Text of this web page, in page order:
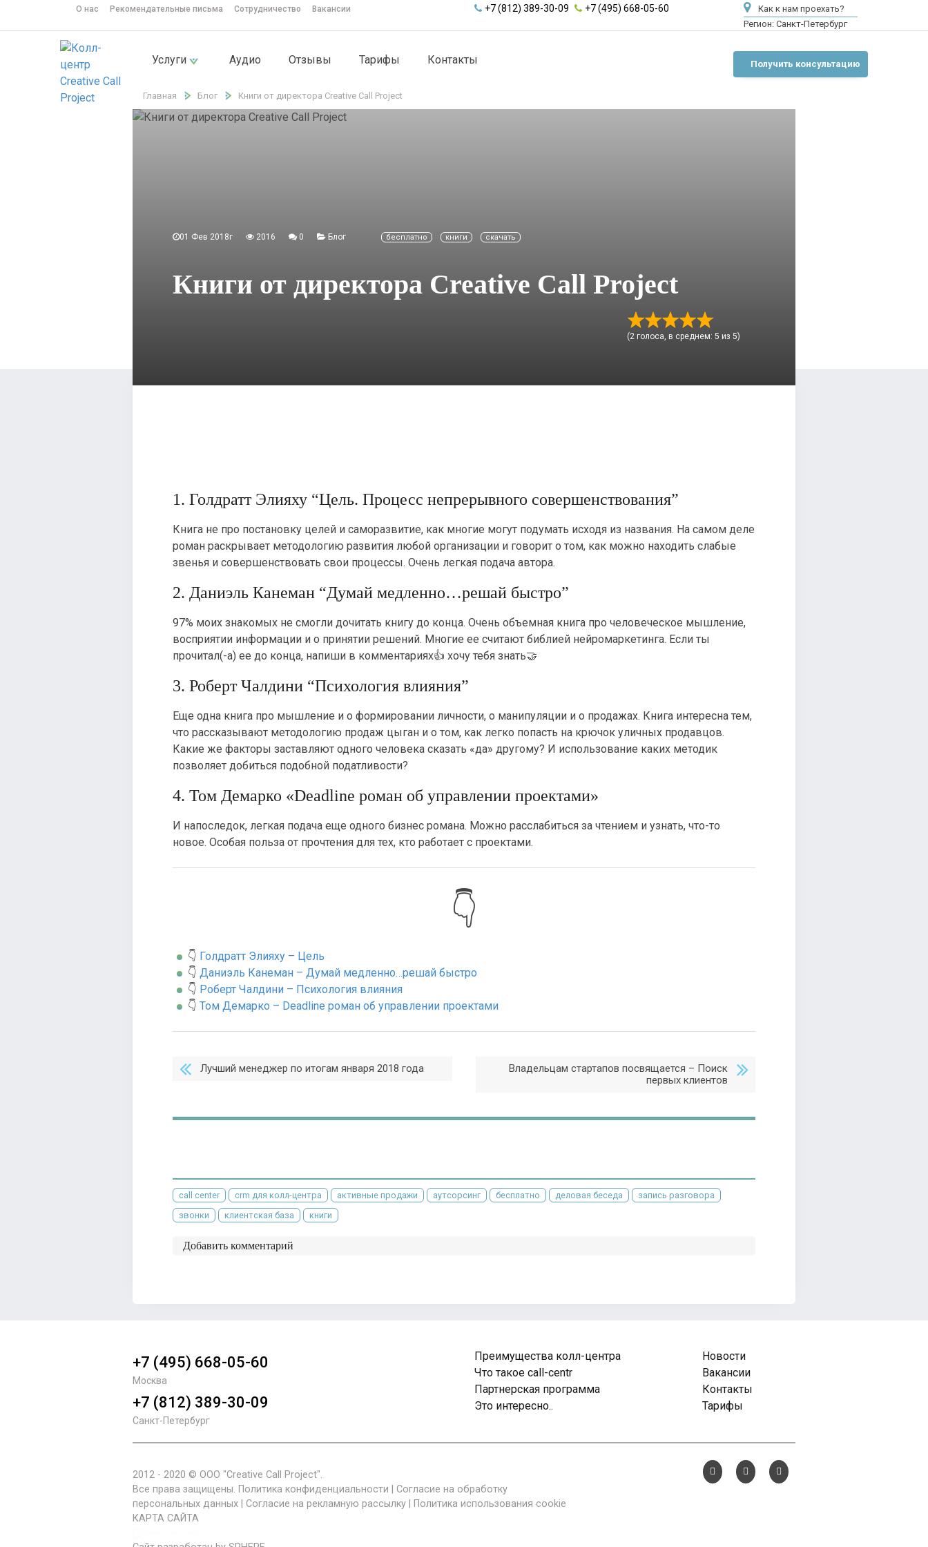
О нас Рекомендательные письма Сотрудничество Вакансии +7 (812) 389-30-09 +7 (495) 668-05-60
Как к нам проехать?
Регион: Санкт-Петербург
Услуги Аудио Отзывы Тарифы Контакты Получить консультацию
Главная Блог Книги от директора Creative Call Project
01 Фев 2018г 2016 0 Блог бесплатно книги скачать
Книги от директора Creative Call Project
(2 голоса, в среднем: 5 из 5)
1. Голдратт Элияху “Цель. Процесс непрерывного совершенствования”
Книга не про постановку целей и саморазвитие, как многие могут подумать исходя из названия. На самом деле
роман раскрывает методологию развития любой организации и говорит о том, как можно находить слабые
звенья и совершенствовать свои процессы. Очень легкая подача автора.
2. Даниэль Канеман “Думай медленно…решай быстро”
97% моих знакомых не смогли дочитать книгу до конца. Очень объемная книга про человеческое мышление,
восприятии информации и о принятии решений. Многие ее считают библией нейромаркетинга. Если ты
прочитал(-а) ее до конца, напиши в комментариях👍 хочу тебя знать🤝
3. Роберт Чалдини “Психология влияния”
Еще одна книга про мышление и о формировании личности, о манипуляции и о продажах. Книга интересна тем,
что рассказывают методологию продаж цыган и о том, как легко попасть на крючок уличных продавцов.
Какие же факторы заставляют одного человека сказать «да» другому? И использование каких методик
позволяет добиться подобной податливости?
4. Том Демарко «Deadline роман об управлении проектами»
И напоследок, легкая подача еще одного бизнес романа. Можно расслабиться за чтением и узнать, что-то
новое. Особая польза от прочтения для тех, кто работает с проектами.
👇
👇 Голдратт Элияху – Цель
👇 Даниэль Канеман – Думай медленно…решай быстро
👇 Роберт Чалдини – Психология влияния
👇 Том Демарко – Deadline роман об управлении проектами
Владельцам стартапов посвящается – Поиск
первых клиентов
Лучший менеджер по итогам января 2018 года
call center crm для колл-центра активные продажи аутсорсинг бесплатно деловая беседа
запись разговора
звонки
клиентская база книги
Добавить комментарий
+7 (495) 668-05-60
Москва
+7 (812) 389-30-09
Санкт-Петербург
Преимущества колл-центра
Что такое call-centr
Партнерская программа
Это интересно..
Новости
Вакансии
Контакты
Тарифы
2012 - 2020 © ООО "Creative Call Project".
Все права защищены. Политика конфиденциальности
Согласие на обработку
персональных данных
Согласие на рекламную рассылку
Политика использования cookie
КАРТА САЙТА